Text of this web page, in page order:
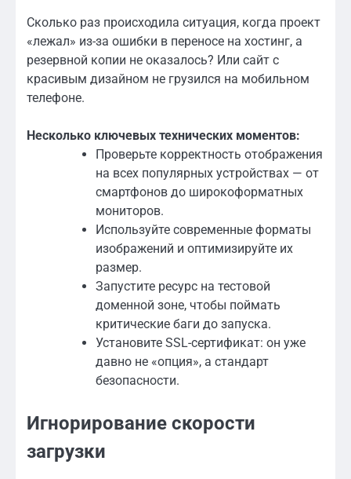
Сколько раз происходила ситуация, когда проект
«лежал» из-за ошибки в переносе на хостинг, а
резервной копии не оказалось? Или сайт с
красивым дизайном не грузился на мобильном
телефоне.
Несколько ключевых технических моментов:
Проверьте корректность отображения
на всех популярных устройствах — от
смартфонов до широкоформатных
мониторов.
Используйте современные форматы
изображений и оптимизируйте их
размер.
Запустите ресурс на тестовой
доменной зоне, чтобы поймать
критические баги до запуска.
Установите SSL-сертификат: он уже
давно не «опция», а стандарт
безопасности.
Игнорирование скорости
загрузки